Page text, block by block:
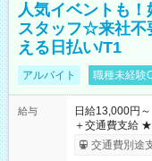
人気イベントも
スタッフ☆来社不
える日払い/T1
アルバイト 職種未経験
給与
日給13,000円～
＋交通費支給 ★交通費全額支給！ ┗案件により規定あり ★日払
いOK！（規定
ンビニATMから 日
交通費別途